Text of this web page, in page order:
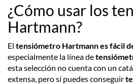
¿Cómo usar los
Hartmann?
El tensiómetro Hartmann es fácil
especialmente la línea de
esta selección no cuenta con un
extensa, pero sí puedes conseguir